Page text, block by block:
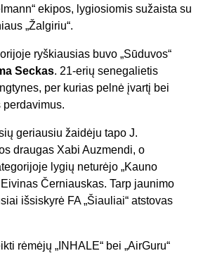
ekipos, lygiosiomis sužaista su
„Žalgiriu“.
ryškiausias buvo „Sūduvos“
Seckas. 21-erių senegalietis
per kurias pelnė įvartį bei
geriausiu žaidėju tapo J.
draugas Xabi Auzmendi, o
lygių neturėjo „Kauno
Černiauskas. Tarp jaunimo
išsiskyrė FA „Šiauliai“ atstovas
rėmėjų „INHALE“ bei „AirGuru“